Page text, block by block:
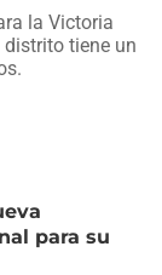
la Victoria
tiene un
para su